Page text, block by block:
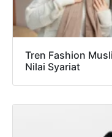
Tren Fashion
Nilai Syariat